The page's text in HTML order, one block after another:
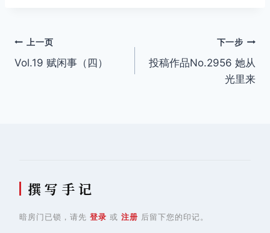
文
章
上一页
Vol.19 赋闲事（四）
下一步
投稿作品No.2956 她从
光里来
撰 写 手 记
暗房门已锁，请先 登录 或 注册 后留下您的印记。